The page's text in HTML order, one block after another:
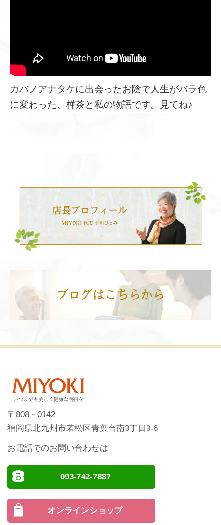
カバノアナタケに出会ったお陰で人生がバラ色
に変わった、樺茶と私の物語です。見てね♪
〒808－0142
福岡県北九州市若松区青葉台南3丁目3-6
お電話でのお問い合わせは
093-742-7887
オンラインショップ